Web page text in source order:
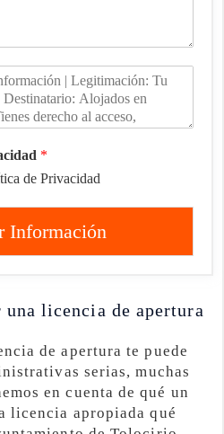
*
de Privacidad
Información
licencia de apertura
de apertura te puede
serias, muchas
en cuenta de qué un
licencia apropiada qué